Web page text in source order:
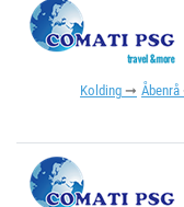
Kolding
Åbenrå